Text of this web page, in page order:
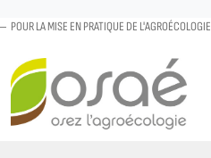
POUR LA MISE EN PRATIQUE DE L'AGROÉCOLOGIE